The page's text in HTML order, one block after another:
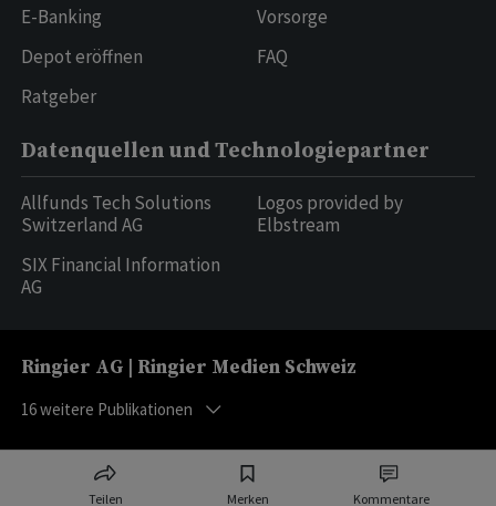
Teilen Merken Kommentare
E-Banking
Depot eröffnen
Ratgeber
Vorsorge
FAQ
Datenquellen und Technologiepartner
Allfunds Tech Solutions
Switzerland AG
SIX Financial Information
AG
Logos provided by
Elbstream
Ringier AG | Ringier Medien Schweiz
16weitere Publikationen